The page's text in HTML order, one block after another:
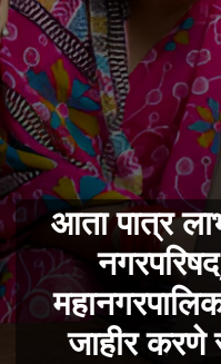
आता पात्र
जाहीर